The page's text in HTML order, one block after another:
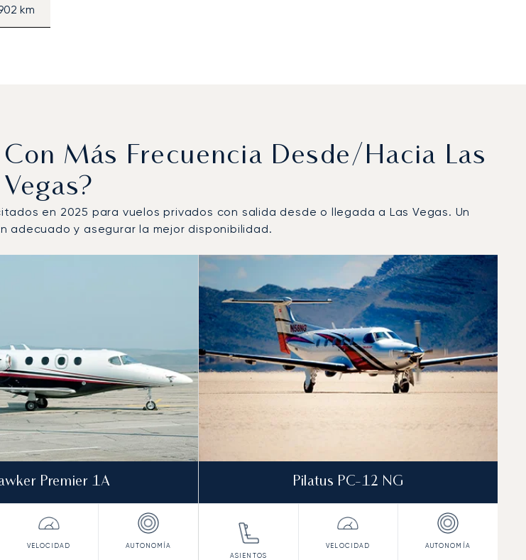
km
Más Frecuencia Desde/hacia Las
Vegas?
en 2025 para vuelos privados con salida desde o llegada a Las Vegas. Un
adecuado y asegurar la mejor disponibilidad.
Premier 1A Pilatus PC-12 NG